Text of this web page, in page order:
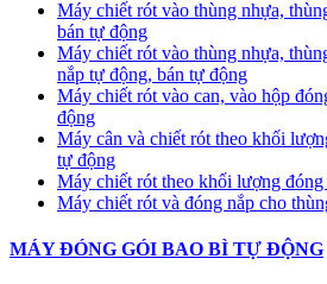
Máy chiết rót vào thùng nhựa,
bán tự động
Máy chiết rót vào thùng nhựa,
nắp tự động, bán tự động
Máy chiết rót vào can, vào hộp
động
Máy cân và chiết rót theo khối
tự động
Máy chiết rót theo khối lượng
Máy chiết rót và đóng nắp cho
MÁY ĐÓNG GÓI BAO BÌ TỰ ĐỘNG